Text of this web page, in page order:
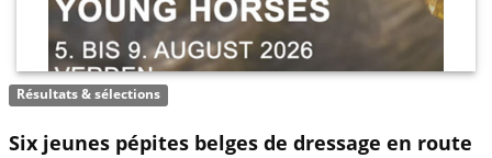
Résultats & sélections
Six jeunes pépites belges de dressage en route